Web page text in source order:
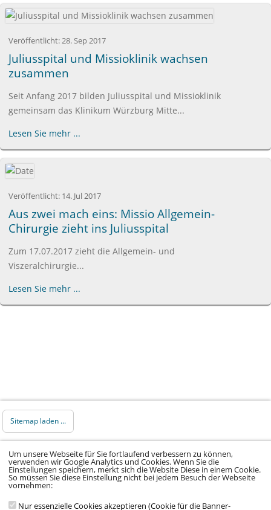
Veröffentlicht:28. Sep 2017
Juliusspital und Missioklinik wachsen
zusammen
Seit Anfang 2017 bilden Juliusspital und Missioklinik
gemeinsam das Klinikum Würzburg Mitte...
Lesen Sie mehr ...
Veröffentlicht: 14. Jul 2017
Aus zwei mach eins: Missio Allgemein-
Chirurgie zieht ins Juliusspital
Zum 17.07.2017 zieht die Allgemein- und
Viszeralchirurgie...
Lesen Sie mehr ...
Sitemap laden ...
© 2026 Klinikum Würzburg Mitte gGmbH •
Impressum•Datenschutz•Datenschutz Social
Media•Kontakt•Hinweisgeber•Barrierefreiheitserklärung
Um unsere Webseite für Sie fortlaufend verbessern zu können,
verwenden wir Google Analytics und Cookies. Wenn Sie die
Einstellungen speichern, merkt sich die Website Diese in einem Cookie.
So müssen Sie diese Einstellung nicht bei jedem Besuch der Webseite
vornehmen:
Nur essenzielle Cookies akzeptieren (Cookie für die Banner-